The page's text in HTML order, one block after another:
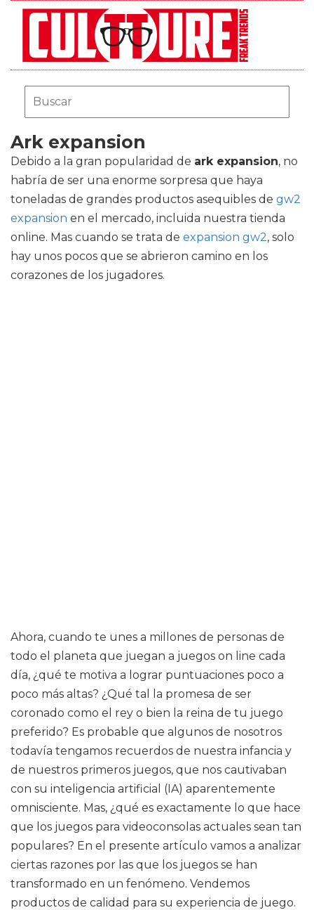
Ark expansion
Debido a la gran popularidad de ark expansion, no
habría de ser una enorme sorpresa que haya
toneladas de grandes productos asequibles de gw2
expansion en el mercado, incluida nuestra tienda
online. Mas cuando se trata de expansion gw2, solo
hay unos pocos que se abrieron camino en los
corazones de los jugadores.
Ahora, cuando te unes a millones de personas de
todo el planeta que juegan a juegos on line cada
día, ¿qué te motiva a lograr puntuaciones poco a
poco más altas? ¿Qué tal la promesa de ser
coronado como el rey o bien la reina de tu juego
preferido? Es probable que algunos de nosotros
todavía tengamos recuerdos de nuestra infancia y
de nuestros primeros juegos, que nos cautivaban
con su inteligencia artificial (IA) aparentemente
omnisciente. Mas, ¿qué es exactamente lo que hace
que los juegos para videoconsolas actuales sean tan
populares? En el presente artículo vamos a analizar
ciertas razones por las que los juegos se han
transformado en un fenómeno. Vendemos
productos de calidad para su experiencia de juego.